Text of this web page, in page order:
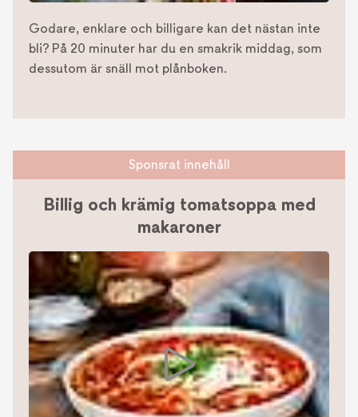
Godare, enklare och billigare kan det nästan inte
bli? På 20 minuter har du en smakrik middag, som
dessutom är snäll mot plånboken.
Sponsrat innehåll
Billig och krämig tomatsoppa med
makaroner